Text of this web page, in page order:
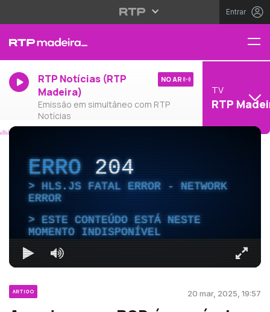
Entrar
RTP Notícias (RTP
Madeira)
Emissão em simultâneo com RTP
Notícias
NO AR
TV
RTP
ERRO204
HLS.JS FATAL ERROR - NETWORK
ERROR
ESTE CONTEÚDO ESTÁ NESTE
MOMENTO INDISPONÍVEL
ARTIGO 20 mar, 2025, 19:57